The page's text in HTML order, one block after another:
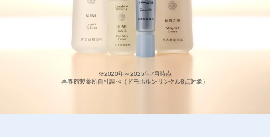
※2020年～2025年7月時点
再春館製薬所自社調べ（ドモホルンリンクル8点対象）